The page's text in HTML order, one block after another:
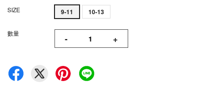
SIZE 9-11 10-13
數量 - +